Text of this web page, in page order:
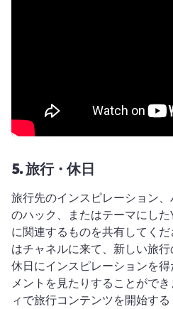
5.旅行・休日
旅行先のインスピレーション
のハック、またはテーマにし
に関連するものを共有してくだ
はチャネルに来て、新しい旅
休日にインスピレーションを
メントを見たりすることができ
ィで旅行コンテンツを開始する